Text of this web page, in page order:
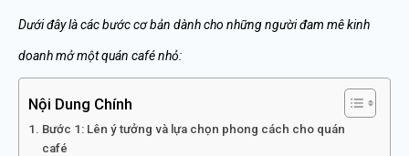
Dưới đây là các bước cơ bản dành cho những người đam mê kinh
doanh mở một quán café nhỏ:
Nội Dung Chính
Bước 1: Lên ý tưởng và lựa chọn phong cách cho quán
café